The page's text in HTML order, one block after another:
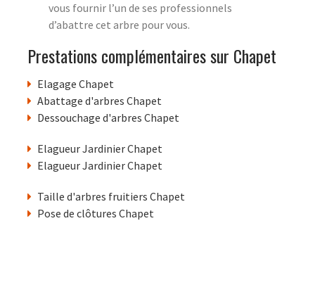
vous fournir l’un de ses professionnels
d’abattre cet arbre pour vous.
Prestations complémentaires sur Chapet
Elagage Chapet
Abattage d'arbres Chapet
Dessouchage d'arbres Chapet
Elagueur Jardinier Chapet
Elagueur Jardinier Chapet
Taille d'arbres fruitiers Chapet
Pose de clôtures Chapet